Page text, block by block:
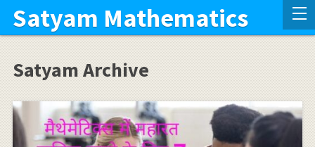
Satyam Mathematics
Satyam Archive